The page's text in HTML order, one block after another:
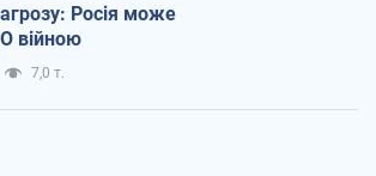
Росія може
війною
7,0 т.